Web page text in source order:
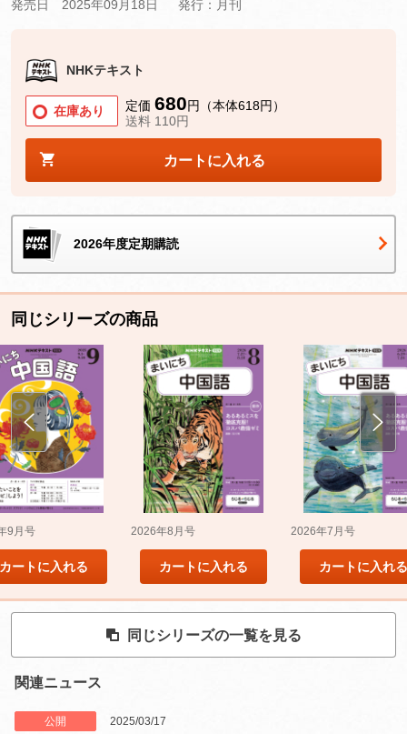
発売日 2025年09月18日 発行：月刊
NHKテキスト
在庫あり 定価 680円（本体618円）
送料 110円
カートに入れる
2026年度定期購読
同じシリーズの商品
9月号
カートに入れる
2026年8月号
カートに入れる
2026年7月号
カートに入れる
同じシリーズの一覧を見る
関連ニュース
公開
2025/03/17